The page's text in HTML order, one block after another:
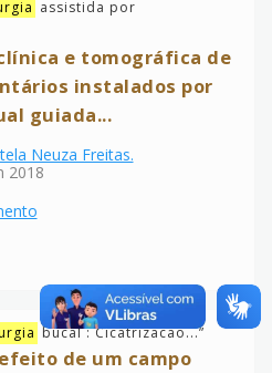
assistida por
e tomográfica de
instalados por
guiada...
Neuza Freitas.
2018
bucal : Cicatrizacao...”
de um campo